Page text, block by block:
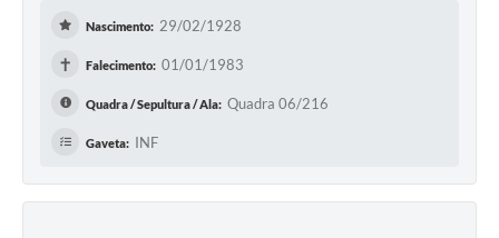
Nascimento: 29/02/1928
✝ Falecimento: 01/01/1983
Quadra / Sepultura / Ala: Quadra 06/216
Gaveta: INF